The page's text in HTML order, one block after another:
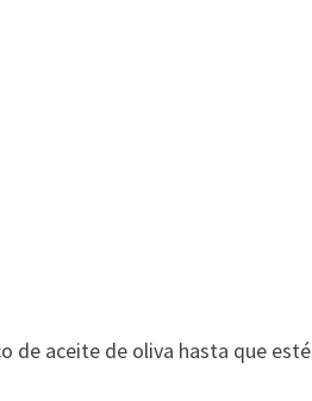
de aceite de oliva hasta que esté